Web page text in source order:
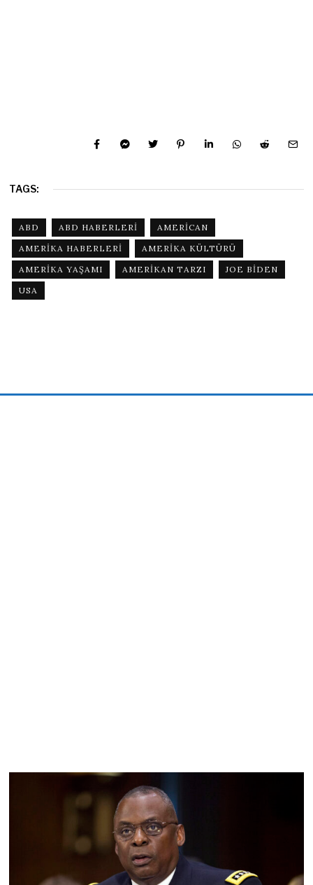
TAGS:
ABD ABD HABERLERI
AMERICAN
AMERIKA HABERLERI
AMERIKA KÜLTÜRÜ
AMERIKA YAŞAMI
AMERIKAN TARZI
JOE BIDEN
USA